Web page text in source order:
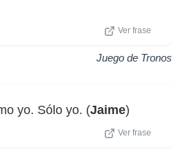
Ver frase
Juego de Tronos
yo. Sólo yo. (Jaime)
Ver frase